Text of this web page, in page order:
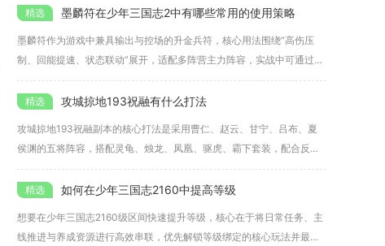
墨麟符在少年三国志2中有哪些常用的使用策略
墨麟符作为游戏中兼具输出与控场的升金兵符，核心用法围绕“高伤压
制、回能提速、状态联动”展开，适配多阵营主力阵容，实战中可通过站
位搭
攻城掠地193祝融有什么打法
攻城掠地193祝融副本的核心打法是采用曹仁、赵云、甘宁、吕布、夏
侯渊的五将阵容，搭配灵龟、烛龙、凤凰、驱虎、霸下套装，配合反制
战法
如何在少年三国志2160中提高等级
想要在少年三国志2160级区间快速提升等级，核心在于将日常任务、主
线推进与养成资源进行高效串联，优先解锁等级绑定的核心玩法并最大